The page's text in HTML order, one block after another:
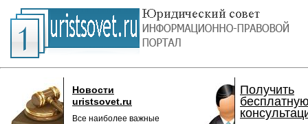
Новости
uristsovet.ru
Все наиболее важные
Получить